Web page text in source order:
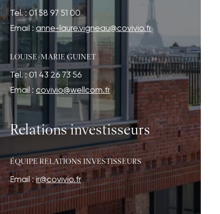
Tel. : 01 58 97 51 00
Email : anne-laure.vigneau@covivio.fr
LOUISE-MARIE GUINET
Tel. : 01 43 26 73 56
Email : covivio@wellcom.fr
Relations investisseurs
ÉQUIPE RELATIONS INVESTISSEURS
Email :ir@covivio.fr